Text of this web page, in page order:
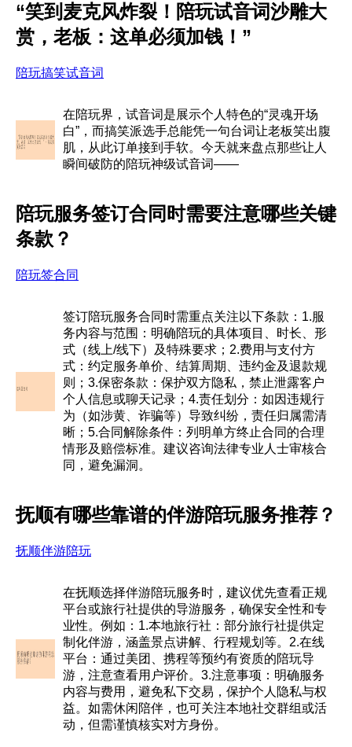
“笑到麦克风炸裂！陪玩试音词沙雕大
赏，老板：这单必须加钱！”
陪玩搞笑试音词
在陪玩界，试音词是展示个人特色的“灵魂开场
白”，而搞笑派选手总能凭一句台词让老板笑出腹
肌，从此订单接到手软。今天就来盘点那些让人
瞬间破防的陪玩神级试音词——
陪玩服务签订合同时需要注意哪些关键
条款？
陪玩签合同
签订陪玩服务合同时需重点关注以下条款：1.服
务内容与范围：明确陪玩的具体项目、时长、形
式（线上/线下）及特殊要求；2.费用与支付方
式：约定服务单价、结算周期、违约金及退款规
则；3.保密条款：保护双方隐私，禁止泄露客户
个人信息或聊天记录；4.责任划分：如因违规行
为（如涉黄、诈骗等）导致纠纷，责任归属需清
晰；5.合同解除条件：列明单方终止合同的合理
情形及赔偿标准。建议咨询法律专业人士审核合
同，避免漏洞。
抚顺有哪些靠谱的伴游陪玩服务推荐？
抚顺伴游陪玩
在抚顺选择伴游陪玩服务时，建议优先查看正规
平台或旅行社提供的导游服务，确保安全性和专
业性。例如：1.本地旅行社：部分旅行社提供定
制化伴游，涵盖景点讲解、行程规划等。2.在线
平台：通过美团、携程等预约有资质的陪玩导
游，注意查看用户评价。3.注意事项：明确服务
内容与费用，避免私下交易，保护个人隐私与权
益。如需休闲陪伴，也可关注本地社交群组或活
动，但需谨慎核实对方身份。